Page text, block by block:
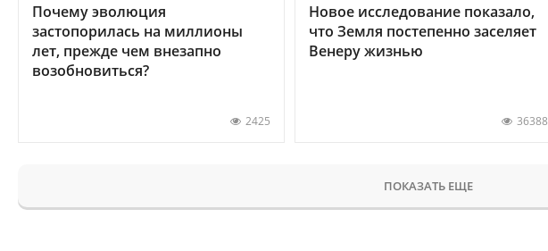
Почему эволюция
застопорилась на миллионы
лет, прежде чем внезапно
возобновиться?
2425
Новое исследование показало,
что Земля постепенно заселяет
Венеру жизнью
36388
ПОКАЗАТЬ ЕЩЕ